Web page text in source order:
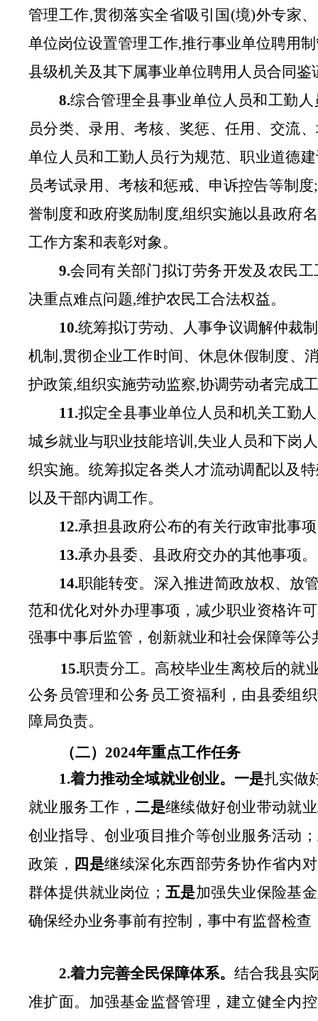
管理工作,贯彻落实全省吸引国(境)外专家
单位岗位设置管理工作,推行事业单位聘用
县级机关及其下属事业单位聘用人员合同鉴
8.综合管理全县事业单位人员和工勤人
员分类、录用、考核、奖惩、任用、交流
单位人员和工勤人员行为规范、职业道德
员考试录用、考核和惩戒、申诉控告等制
誉制度和政府奖励制度,组织实施以县政府
工作方案和表彰对象。
9.会同有关部门拟订劳务开发及农民
决重点难点问题,维护农民工合法权益。
10.统筹拟订劳动、人事争议调解仲裁
机制,贯彻企业工作时间、休息休假制度、
护政策,组织实施劳动监察,协调劳动者完成
11.拟定全县事业单位人员和机关工勤
城乡就业与职业技能培训,失业人员和下岗
织实施。统筹拟定各类人才流动调配以及
以及干部内调工作。
12.承担县政府公布的有关行政审批事
13.承办县委、县政府交办的其他事项。
14.职能转变。深入推进简政放权、放
范和优化对外办理事项，减少职业资格许
强事中事后监管，创新就业和社会保障等
15.职责分工。高校毕业生离校后的就
公务员管理和公务员工资福利，由县委组
障局负责。
（二） 2024年重点工作任务
1.着力推动全域就业创业。 一是扎实做
就业服务工作，二是继续做好创业带动就
创业指导、创业项目推介等创业服务活动；
政策， 四是继续深化东西部劳务协作省内
群体提供就业岗位； 五是加强失业保险基
确保经办业务事前有控制，事中有监督检查
2.着力完善全民保障体系。结合我县实
准扩面。 加强基金监督管理，建立健全内